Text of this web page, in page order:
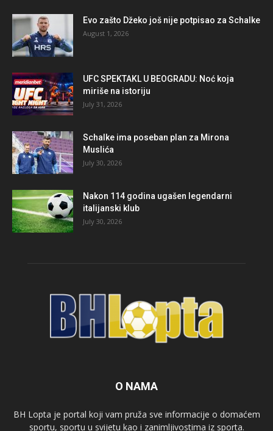
Evo zašto Džeko još nije potpisao za Schalke
August 1, 2026
UFC SPEKTAKL U BEOGRADU: Noć koja
miriše na istoriju
July 31, 2026
Schalke ima poseban plan za Mirona
Muslića
July 30, 2026
Nakon 114 godina ugašen legendarni
italijanski klub
July 30, 2026
O NAMA
BH Lopta je portal koji vam pruža sve informacije o domaćem
sportu, sportu u svijetu kao i zanimljivostima iz sporta.